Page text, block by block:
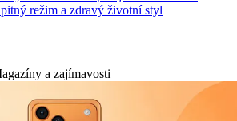
režim a zdravý životní styl
a zajímavosti